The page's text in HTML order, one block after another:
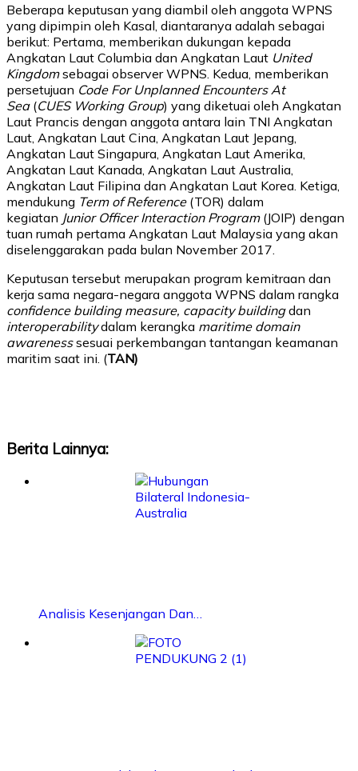
Beberapa keputusan yang diambil oleh anggota WPNS
yang dipimpin oleh Kasal, diantaranya adalah sebagai
berikut: Pertama, memberikan dukungan kepada
Angkatan Laut Columbia dan Angkatan Laut United
Kingdomsebagai observer WPNS. Kedua, memberikan
persetujuan Code For Unplanned Encounters At
Sea(CUES Working Group) yang diketuai oleh Angkatan
Laut Prancis dengan anggota antara lain TNI Angkatan
Laut, Angkatan Laut Cina, Angkatan Laut Jepang,
Angkatan Laut Singapura, Angkatan Laut Amerika,
Angkatan Laut Kanada, Angkatan Laut Australia,
Angkatan Laut Filipina dan Angkatan Laut Korea. Ketiga,
mendukung Term of Reference(TOR) dalam
kegiatan Junior Officer Interaction Program(JOIP) dengan
tuan rumah pertama Angkatan Laut Malaysia yang akan
diselenggarakan pada bulan November 2017.
Keputusan tersebut merupakan program kemitraan dan
kerja sama negara-negara anggota WPNS dalam rangka
confidence building measure, capacity buildingdan
interoperabilitydalam kerangka maritime domain
awarenesssesuai perkembangan tantangan keamanan
maritim saat ini. (TAN)
Berita Lainnya:
Analisis Kesenjangan Dan…